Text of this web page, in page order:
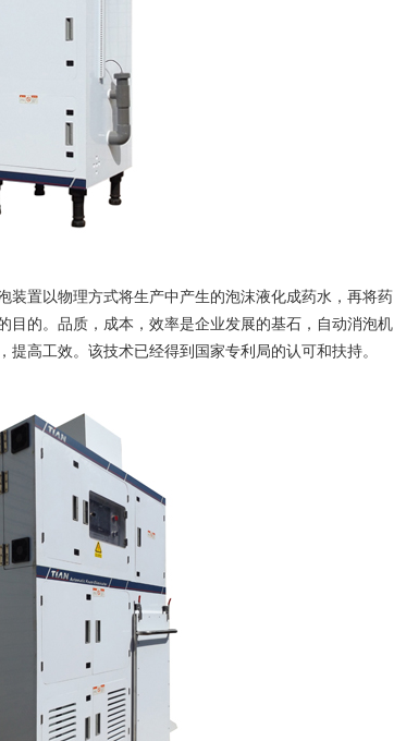
装置以物理方式将生产中产生的泡沫液化成药水，再将药
目的。品质，成本，效率是企业发展的基石，自动消泡机
高工效。该技术已经得到国家专利局的认可和扶持。